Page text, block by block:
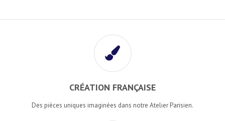
CRÉATION FRANÇAISE
Des pièces uniques imaginées dans notre Atelier Parisien.